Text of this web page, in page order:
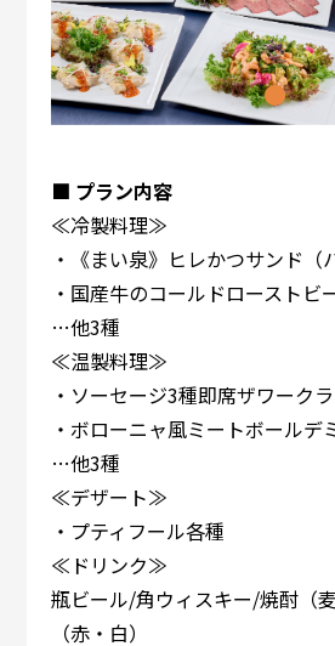
■ プラン内容
≪冷製料理≫
・《まい泉》ヒレかつサンド（
・国産牛のコールドローストビ
…他3種
≪温製料理≫
・ソーセージ3種即席ザワーク
・ボローニャ風ミートボールデ
…他3種
≪デザート≫
・プティフール各種
≪ドリンク≫
瓶ビール/角ウィスキー/焼酎（
（赤・白）